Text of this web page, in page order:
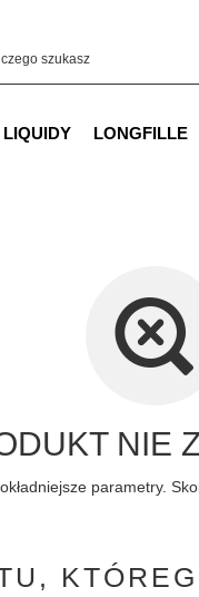
LIQUIDY LONGFILLE
NIE
parametry.